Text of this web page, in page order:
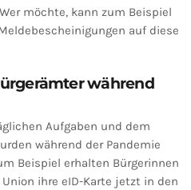
möchte, kann zum Beispiel
auf diese
während
Aufgaben und dem
während der Pandemie
Beispiel erhalten Bürgerinnen
ihre eID-Karte jetzt in den